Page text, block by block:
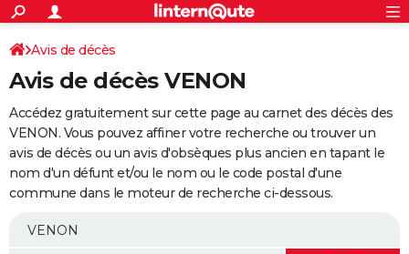
ACTUALITÉS
Politique
Société
Faits Divers
Education
Monde
Villes
+
SPORT
Coupe du monde 2026
Football
Tennis
Cyclisme
Rugby
Forum
Programme TV
TNT
Streaming
Cinéma
Sorties cinéma
Musique
+
FINANCE
Retraite
Epargne
Immobilier
Risques naturels par ville
Banque
Assurance
AUTO
Essais
Réserver un essai
Citadines
Berlines
SUV
Forum auto
+
Mobiles
Meilleur smartphone
Internet
Ordinateurs
Jeux vidéo
Guide high-tech
Avis de décès
Avis de décès VENON
Accédez gratuitement sur cette page au carnet des décès des
VENON. Vous pouvez affiner votre recherche ou trouver un
avis de décès ou un avis d'obsèques plus ancien en tapant le
nom d'un défunt et/ou le nom ou le code postal d'une
commune dans le moteur de recherche ci-dessous.